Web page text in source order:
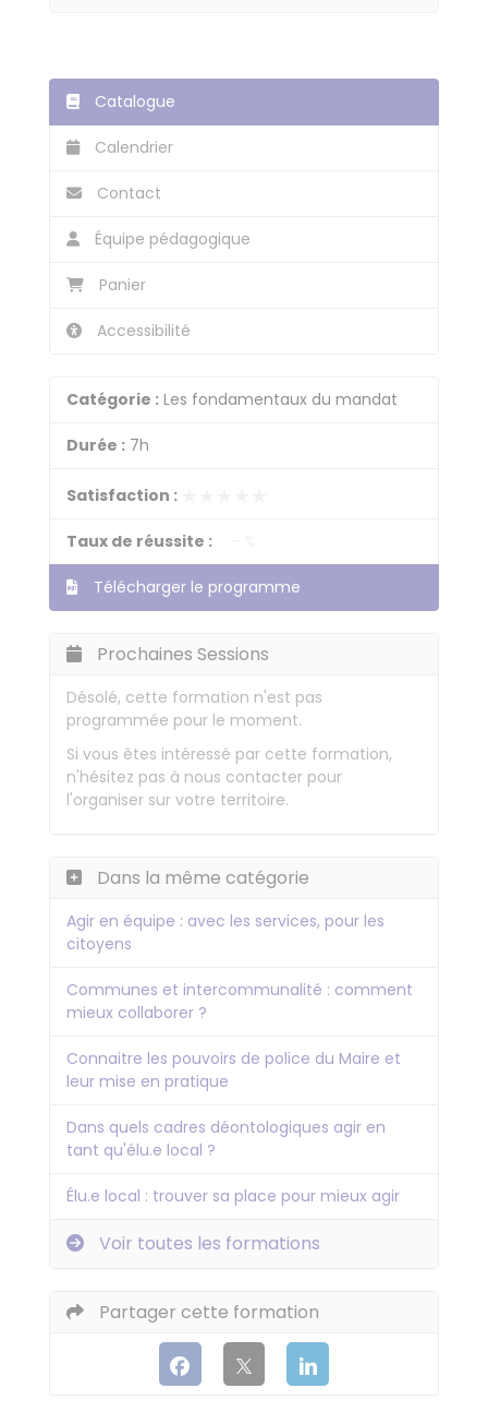
Catalogue
Calendrier
Contact
Équipe pédagogique
Panier
Accessibilité
Catégorie : Les fondamentaux du mandat
Durée : 7h
Satisfaction :
Taux de réussite :
Télécharger le programme
Prochaines Sessions
Désolé, cette formation n'est pas
programmée pour le moment.
Si vous êtes intéressé par cette formation,
n'hésitez pas à nous contacter pour
l'organiser sur votre territoire.
Dans la même catégorie
Agir en équipe : avec les services, pour les
citoyens
Communes et intercommunalité : comment
mieux collaborer ?
Connaitre les pouvoirs de police du Maire et
leur mise en pratique
Dans quels cadres déontologiques agir en
tant qu'élu.e local ?
Élu.e local : trouver sa place pour mieux agir
Voir toutes les formations
Partager cette formation